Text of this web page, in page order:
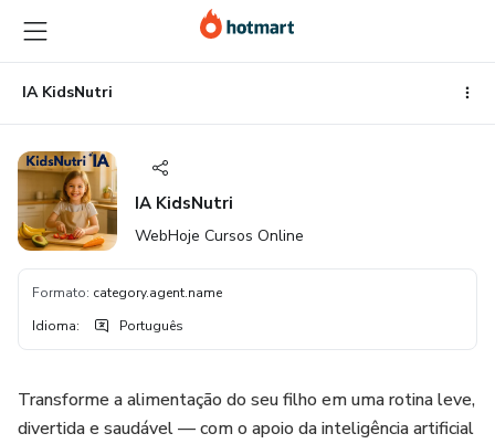
para
o
conteúdo
principal
para
o
pagamento
para
o
rodapé
IA KidsNutri
IA KidsNutri
WebHoje Cursos Online
Formato: category.agent.name
Idioma: Português
Transforme a alimentação do seu filho em uma rotina leve,
divertida e saudável — com o apoio da inteligência artificial